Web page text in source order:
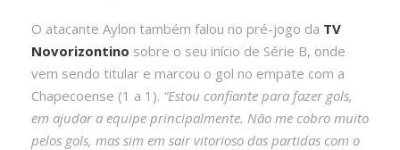
O atacante Aylon também falou no pré-jogo da TV
Novorizontino sobre o seu início de Série B, onde
vem sendo titular e marcou o gol no empate com a
Chapecoense (1 a 1). “Estou confiante para fazer gols,
em ajudar a equipe principalmente. Não me cobro muito
pelos gols, mas sim em sair vitorioso das partidas com o